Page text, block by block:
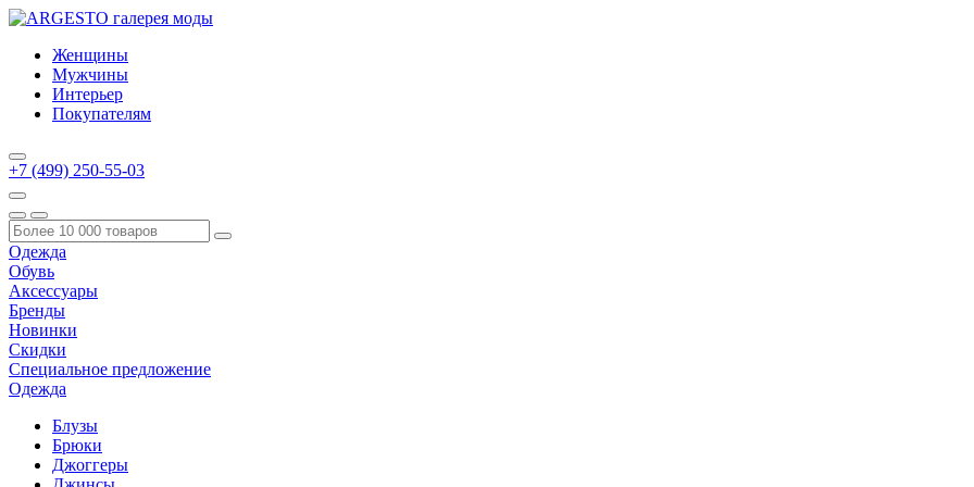
Женщины
Мужчины
Интерьер
Покупателям
+7 (499) 250-55-03
Одежда
Обувь
Аксессуары
Бренды
Новинки
Скидки
Специальное предложение
Одежда
Блузы
Брюки
Джоггеры